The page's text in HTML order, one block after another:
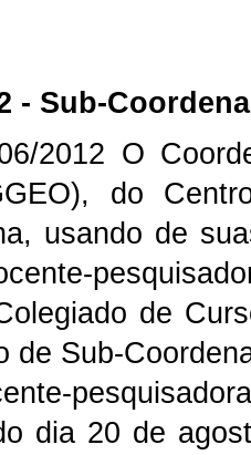
- Sub-
2012 O
do
usando de
de
Sub-
dia 20 de